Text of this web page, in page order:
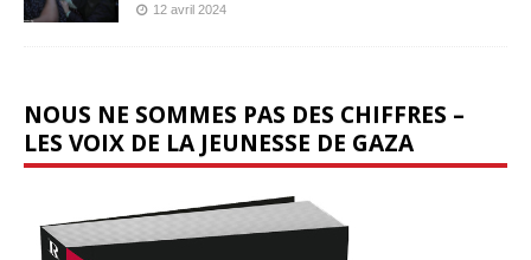
12 avril 2024
NOUS NE SOMMES PAS DES CHIFFRES –
LES VOIX DE LA JEUNESSE DE GAZA